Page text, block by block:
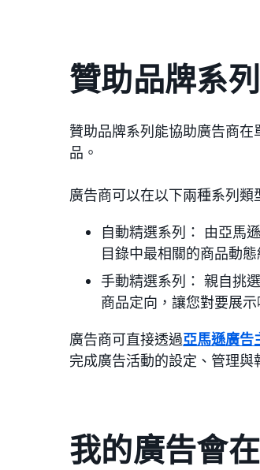
贊助品牌系
贊助品牌系列能協助廣告商
品。
廣告商可以在以下兩種系列類
自動精選系列： 由亞馬
目錄中最相關的商品動
手動精選系列： 親自挑
商品定向，讓您對要展
廣告商可直接透過亞馬遜廣告
完成廣告活動的設定、管理與
我的廣告會